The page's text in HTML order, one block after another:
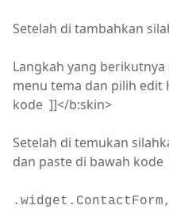
Setelah di tambahkan
Langkah yang
menu tema dan pilih edit
kode ]]</b:skin>
Setelah di temukan
dan paste di bawah